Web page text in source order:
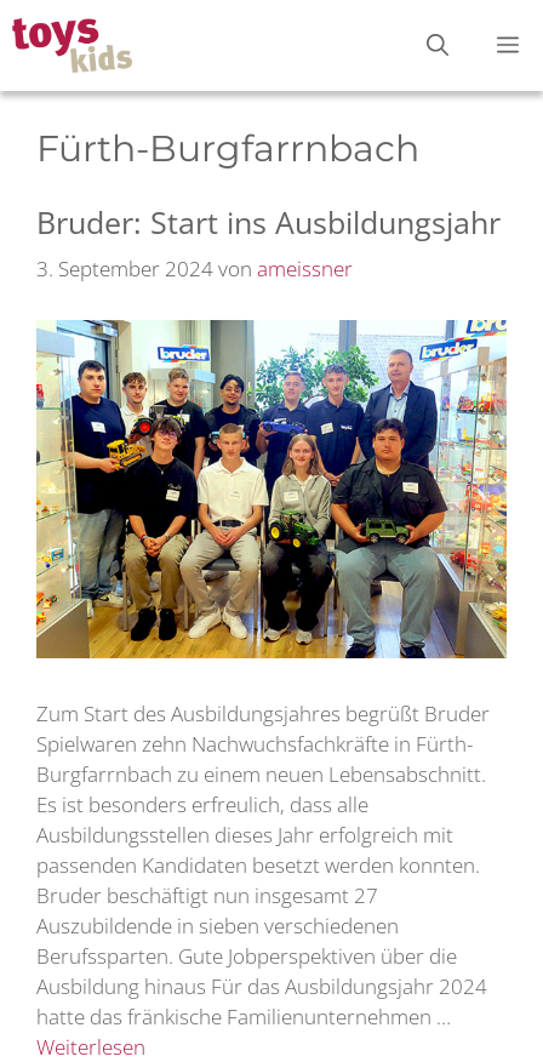
Zum
Inhalt
springen
Fürth-Burgfarrnbach
Bruder: Start ins Ausbildungsjahr
3. September 2024von ameissner
Zum Start des Ausbildungsjahres begrüßt Bruder
Spielwaren zehn Nachwuchsfachkräfte in Fürth-
Burgfarrnbach zu einem neuen Lebensabschnitt.
Es ist besonders erfreulich, dass alle
Ausbildungsstellen dieses Jahr erfolgreich mit
passenden Kandidaten besetzt werden konnten.
Bruder beschäftigt nun insgesamt 27
Auszubildende in sieben verschiedenen
Berufssparten. Gute Jobperspektiven über die
Ausbildung hinaus Für das Ausbildungsjahr 2024
hatte das fränkische Familienunternehmen …
Weiterlesen